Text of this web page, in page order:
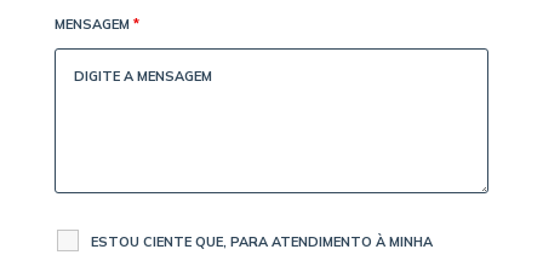
MENSAGEM *
ESTOU CIENTE QUE, PARA ATENDIMENTO À MINHA